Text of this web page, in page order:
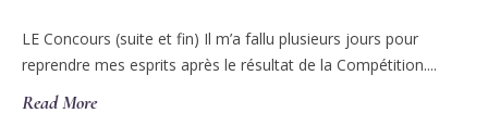
LE Concours (suite et fin) Il m’a fallu plusieurs jours pour
reprendre mes esprits après le résultat de la Compétition....
Read More